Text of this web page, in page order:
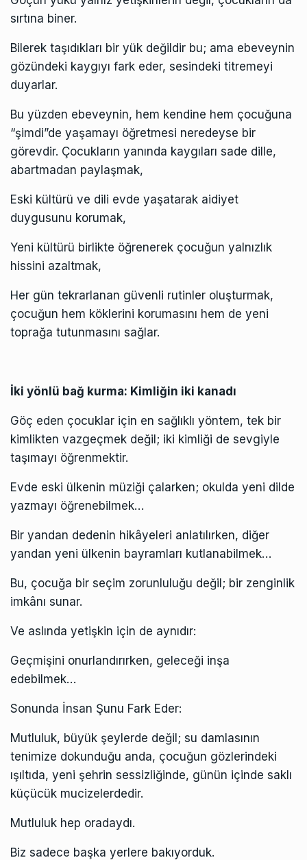
sırtına biner.
Bilerek taşıdıkları bir yük değildir bu; ama ebeveynin
gözündeki kaygıyı fark eder, sesindeki titremeyi
duyarlar.
Bu yüzden ebeveynin, hem kendine hem çocuğuna
“şimdi”de yaşamayı öğretmesi neredeyse bir
görevdir. Çocukların yanında kaygıları sade dille,
abartmadan paylaşmak,
Eski kültürü ve dili evde yaşatarak aidiyet
duygusunu korumak,
Yeni kültürü birlikte öğrenerek çocuğun yalnızlık
hissini azaltmak,
Her gün tekrarlanan güvenli rutinler oluşturmak,
çocuğun hem köklerini korumasını hem de yeni
toprağa tutunmasını sağlar.
İki yönlü bağ kurma: Kimliğin iki kanadı
Göç eden çocuklar için en sağlıklı yöntem, tek bir
kimlikten vazgeçmek değil; iki kimliği de sevgiyle
taşımayı öğrenmektir.
Evde eski ülkenin müziği çalarken; okulda yeni dilde
yazmayı öğrenebilmek…
Bir yandan dedenin hikâyeleri anlatılırken, diğer
yandan yeni ülkenin bayramları kutlanabilmek…
Bu, çocuğa bir seçim zorunluluğu değil; bir zenginlik
imkânı sunar.
Ve aslında yetişkin için de aynıdır:
Geçmişini onurlandırırken, geleceği inşa
edebilmek…
Sonunda İnsan Şunu Fark Eder:
Mutluluk, büyük şeylerde değil; su damlasının
tenimize dokunduğu anda, çocuğun gözlerindeki
ışıltıda, yeni şehrin sessizliğinde, günün içinde saklı
küçücük mucizelerdedir.
Mutluluk hep oradaydı.
Biz sadece başka yerlere bakıyorduk.